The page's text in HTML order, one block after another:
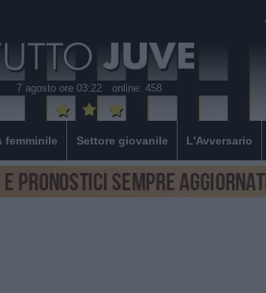
7 agosto ore 03:22 online: 458
femminile Settore giovanile L'Avversario